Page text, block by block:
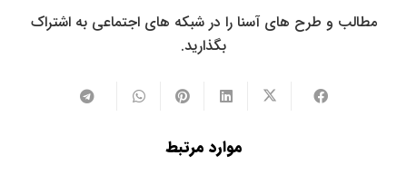
مطالب و طرح های آسنا را در شبکه های اجتماعی به اشتراک
بگذارید.
موارد مرتبط